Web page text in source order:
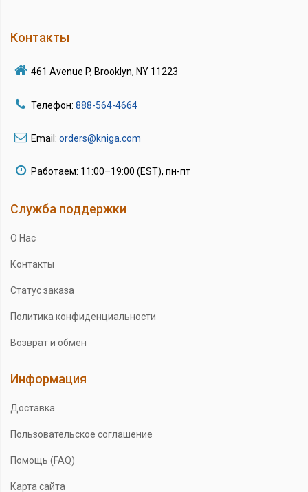
Контакты
461 Avenue P, Brooklyn, NY 11223
Телефон: 888-564-4664
Email: orders@kniga.com
Работаем: 11:00–19:00 (EST), пн-пт
Служба поддержки
О Нас
Контакты
Статус заказа
Политика конфиденциальности
Возврат и обмен
Информация
Доставка
Пользовательское соглашение
Помощь (FAQ)
Карта сайта